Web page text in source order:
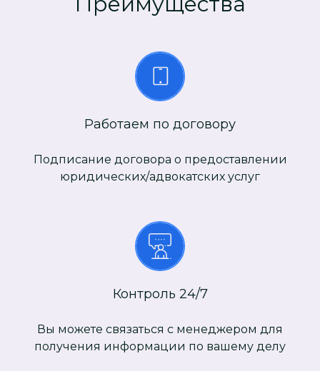
Работаем по договору
Подписание договора о предоставлении
юридических/адвокатских услуг
Контроль 24/7
Вы можете связаться с менеджером для
получения информации по вашему делу